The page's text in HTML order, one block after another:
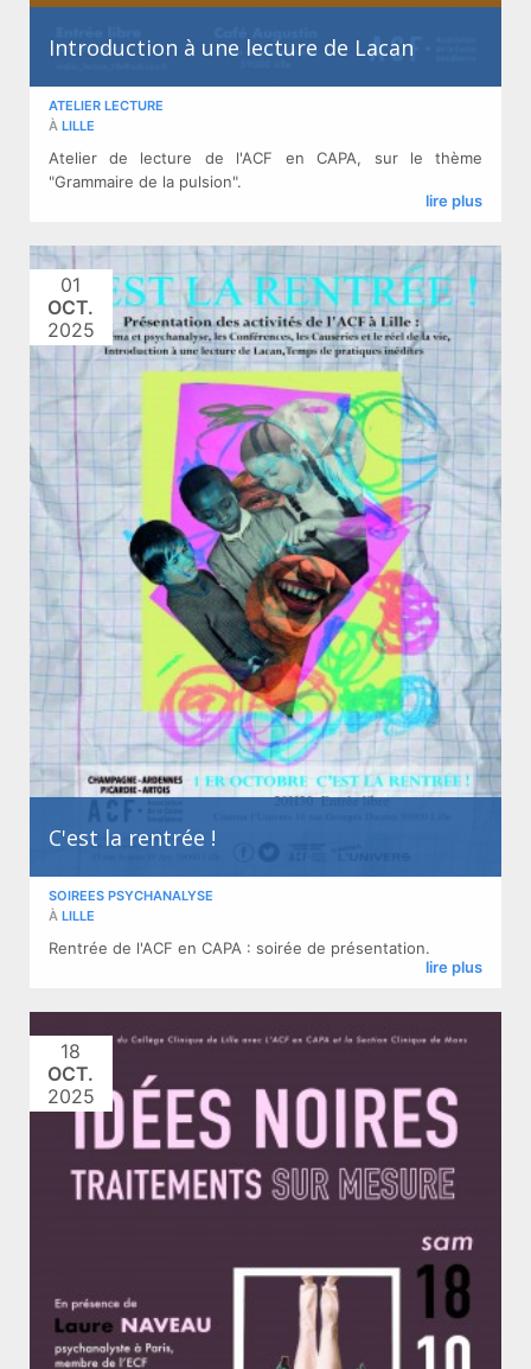
Introduction à une lecture de Lacan
ATELIER LECTURE
À LILLE
Atelier de lecture de l'ACF en CAPA, sur le thème
"Grammaire de la pulsion".
lire plus
01
OCT.
2025
C'est la rentrée !
SOIREES PSYCHANALYSE
À LILLE
Rentrée de l'ACF en CAPA : soirée de présentation.
lire plus
18
OCT.
2025